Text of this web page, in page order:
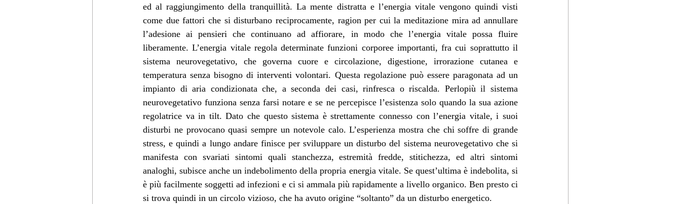
ed al raggiungimento della tranquillità. La mente distratta e l’energia vitale vengono quindi visti
come due fattori che si disturbano reciprocamente, ragion per cui la meditazione mira ad annullare
l’adesione ai pensieri che continuano ad affiorare, in modo che l’energia vitale possa fluire
liberamente. L’energia vitale regola determinate funzioni corporee importanti, fra cui soprattutto il
sistema neurovegetativo, che governa cuore e circolazione, digestione, irrorazione cutanea e
temperatura senza bisogno di interventi volontari. Questa regolazione può essere paragonata ad un
impianto di aria condizionata che, a seconda dei casi, rinfresca o riscalda. Perlopiù il sistema
neurovegetativo funziona senza farsi notare e se ne percepisce l’esistenza solo quando la sua azione
regolatrice va in tilt. Dato che questo sistema è strettamente connesso con l’energia vitale, i suoi
disturbi ne provocano quasi sempre un notevole calo. L’esperienza mostra che chi soffre di grande
stress, e quindi a lungo andare finisce per sviluppare un disturbo del sistema neurovegetativo che si
manifesta con svariati sintomi quali stanchezza, estremità fredde, stitichezza, ed altri sintomi
analoghi, subisce anche un indebolimento della propria energia vitale. Se quest’ultima è indebolita, si
è più facilmente soggetti ad infezioni e ci si ammala più rapidamente a livello organico. Ben presto ci
si trova quindi in un circolo vizioso, che ha avuto origine “soltanto” da un disturbo energetico.